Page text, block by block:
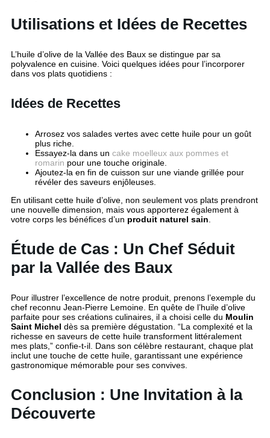
Utilisations et Idées de Recettes
L’huile d’olive de la Vallée des Baux se distingue par sa
polyvalence en cuisine. Voici quelques idées pour l’incorporer
dans vos plats quotidiens :
Idées de Recettes
Arrosez vos salades vertes avec cette huile pour un goût
plus riche.
Essayez-la dans un cake moelleux aux pommes et
romarin pour une touche originale.
Ajoutez-la en fin de cuisson sur une viande grillée pour
révéler des saveurs enjôleuses.
En utilisant cette huile d’olive, non seulement vos plats prendront
une nouvelle dimension, mais vous apporterez également à
votre corps les bénéfices d’un produit naturel sain
Étude de Cas : Un Chef Séduit
par la Vallée des Baux
Pour illustrer l’excellence de notre produit, prenons l’exemple du
chef reconnu Jean-Pierre Lemoine. En quête de l’huile d’olive
parfaite pour ses créations culinaires, il a choisi celle du Moulin
Saint Michel dès sa première dégustation. “La complexité et la
richesse en saveurs de cette huile transforment littéralement
mes plats,” confie-t-il. Dans son célèbre restaurant, chaque plat
inclut une touche de cette huile, garantissant une expérience
gastronomique mémorable pour ses convives.
Conclusion : Une Invitation à la
Découverte